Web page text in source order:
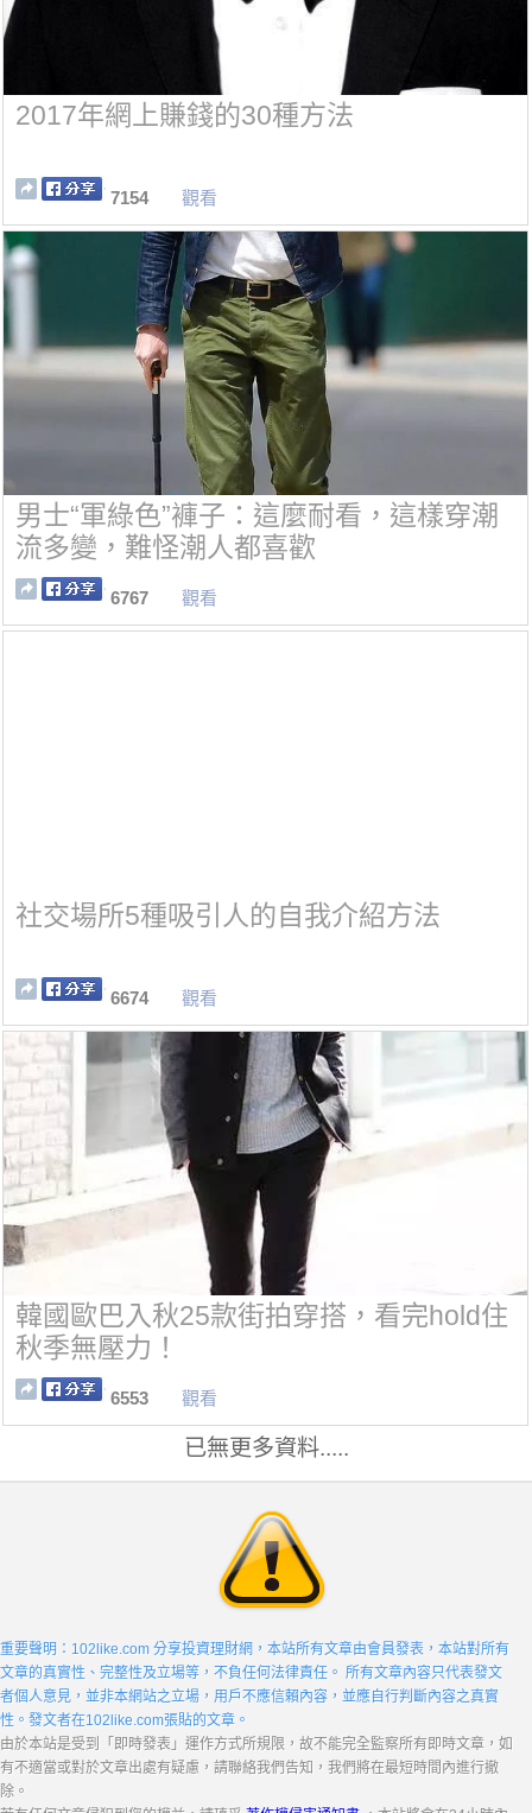
2017年網上賺錢的30種方法
7154 觀看
男士“軍綠色”褲子：這麼耐看，這樣穿潮
流多變，難怪潮人都喜歡
6767 觀看
社交場所5種吸引人的自我介紹方法
6674 觀看
韓國歐巴入秋25款街拍穿搭，看完hold住
秋季無壓力！
6553 觀看
已無更多資料.....
重要聲明：102like.com 分享投資理財網，本站所有文章由會員發表，本站對所有
文章的真實性、完整性及立場等，不負任何法律責任。 所有文章內容只代表發文
者個人意見，並非本網站之立場，用戶不應信賴內容，並應自行判斷內容之真實
性。發文者在102like.com張貼的文章。
由於本站是受到「即時發表」運作方式所規限，故不能完全監察所有即時文章，如
有不適當或對於文章出處有疑慮，請聯絡我們告知，我們將在最短時間內進行撤
除。